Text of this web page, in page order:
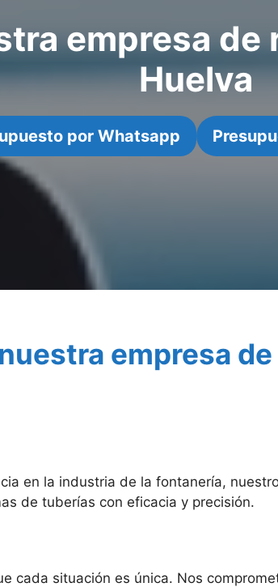
empresa de
Huelva
por Whatsapp
empresa
en la industria de la fontanería,
de tuberías con eficacia y precisión.
cada situación es única. Nos